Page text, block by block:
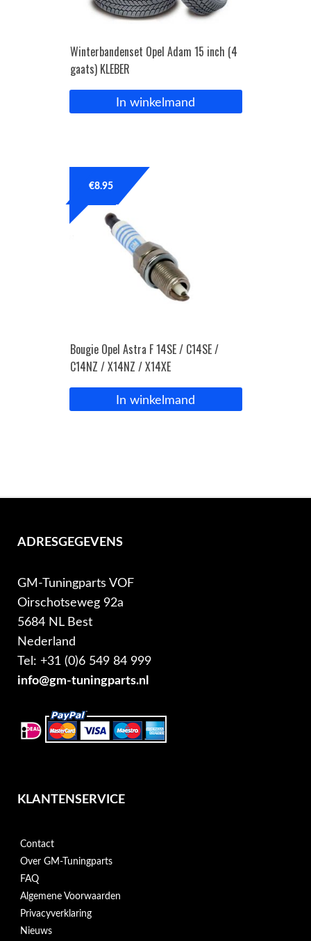
Winterbandenset Opel Adam 15 inch (4
gaats) KLEBER
In winkelmand
Bougie Opel Astra F 14SE / C14SE /
C14NZ / X14NZ / X14XE
€8.95
In winkelmand
ADRESGEGEVENS
GM-Tuningparts VOF
Oirschotseweg 92a
5684 NL Best
Nederland
Tel: +31 (0)6 549 84 999
info@gm-tuningparts.nl
KLANTENSERVICE
Contact
Over GM-Tuningparts
FAQ
Algemene Voorwaarden
Privacyverklaring
Nieuws